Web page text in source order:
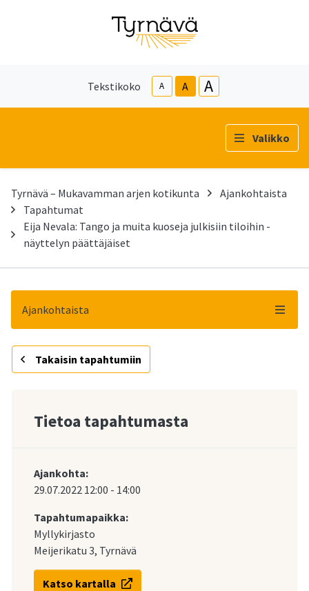
Tekstikoko A A A
Valikko
Tyrnävä – Mukavamman arjen kotikunta
Ajankohtaista
Tapahtumat
Eija Nevala: Tango ja muita kuoseja julkisiin tiloihin -
näyttelyn päättäjäiset
Ajankohtaista
Takaisin tapahtumiin
Tietoa tapahtumasta
Ajankohta:
29.07.2022 12:00 - 14:00
Tapahtumapaikka:
Myllykirjasto
Meijerikatu 3, Tyrnävä
Katso kartalla